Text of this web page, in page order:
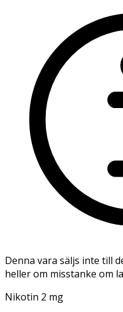
Denna vara säljs inte till
heller om misstanke om
Nikotin 2 mg